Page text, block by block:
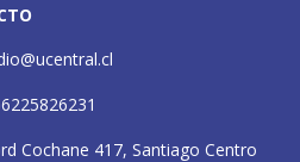
Cochane 417, Santiago Centro